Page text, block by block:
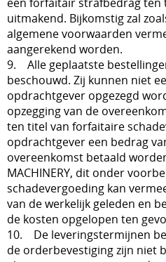
een forfaitair strafbedrag ten
uitmakend. Bijkomstig zal
algemene voorwaarden
aangerekend worden.
9. Alle geplaatste
beschouwd. Zij kunnen niet
opdrachtgever opgezegd
opzegging van de
ten titel van forfaitaire
opdrachtgever een bedrag
overeenkomst betaald
MACHINERY, dit onder
schadevergoeding kan
van de werkelijk geleden en
de kosten opgelopen ten
10. De leveringstermijnen
de orderbevestiging zijn niet